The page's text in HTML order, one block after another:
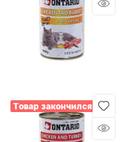
Товар закончился